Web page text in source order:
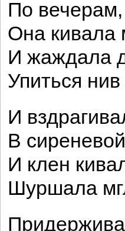
По
Она кивала
И жаждала
Упиться
И
В
И клен
Шуршала